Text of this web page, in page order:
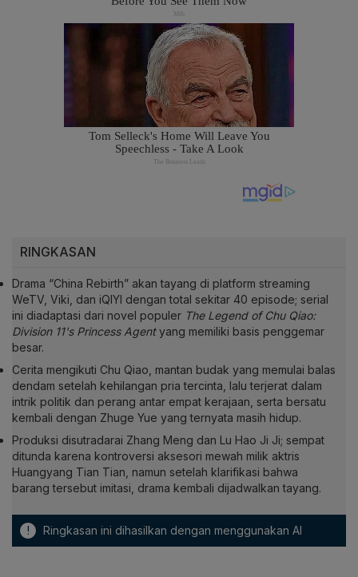
RINGKASAN
Drama “China Rebirth” akan tayang di platform streaming
WeTV, Viki, dan iQIYI dengan total sekitar 40 episode; serial
ini diadaptasi dari novel populer The Legend of Chu Qiao:
Division 11's Princess Agentyang memiliki basis penggemar
besar.
Cerita mengikuti Chu Qiao, mantan budak yang memulai balas
dendam setelah kehilangan pria tercinta, lalu terjerat dalam
intrik politik dan perang antar empat kerajaan, serta bersatu
kembali dengan Zhuge Yue yang ternyata masih hidup.
Produksi disutradarai Zhang Meng dan Lu Hao Ji Ji; sempat
ditunda karena kontroversi aksesori mewah milik aktris
Huangyang Tian Tian, namun setelah klarifikasi bahwa
barang tersebut imitasi, drama kembali dijadwalkan tayang.
! Ringkasan ini dihasilkan dengan menggunakan AI